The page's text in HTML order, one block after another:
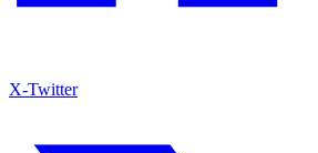
X-Twitter